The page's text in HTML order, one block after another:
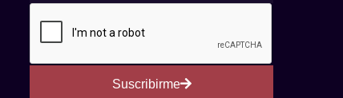
Suscribirme